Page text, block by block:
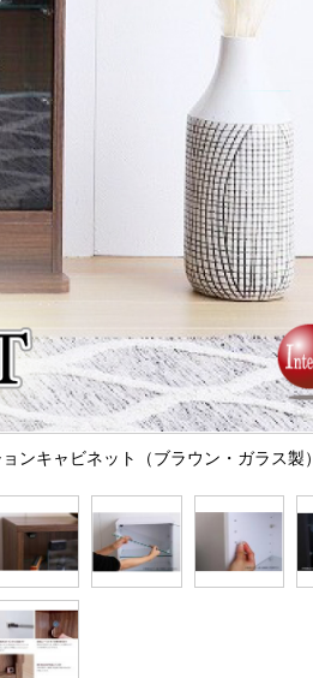
ンキャビネット（ブラウン・ガラス製）